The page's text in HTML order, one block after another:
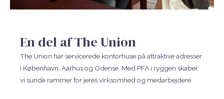
En del af The Union
The Union har servicerede kontorhuse på attraktive adresser
i København, Aarhus og Odense. Med PFA i ryggen skaber
vi sunde rammer for jeres virksomhed og medarbejdere.